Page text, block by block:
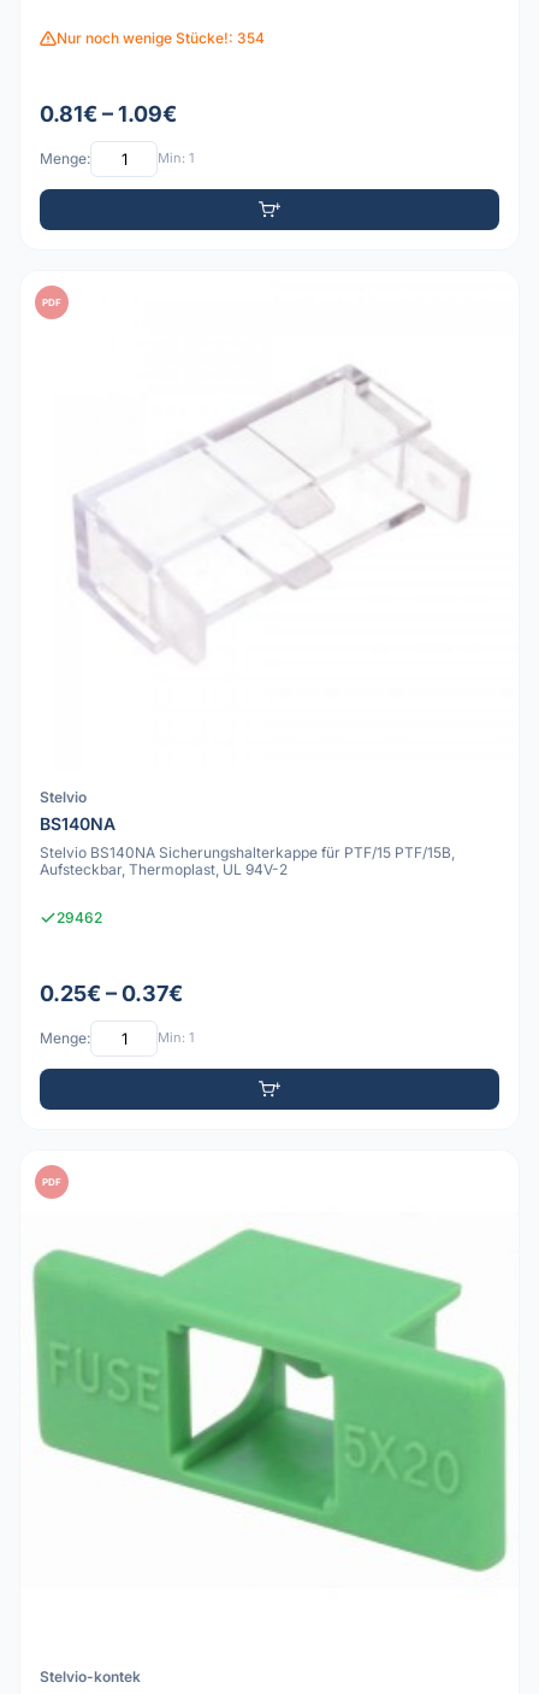
Nur noch wenige Stücke!: 354
0.81€ – 1.09€
Menge: Min: 1
PDF
Stelvio
BS140NA
Stelvio BS140NA Sicherungshalterkappe für PTF/15 PTF/15B,
Aufsteckbar, Thermoplast, UL 94V-2
29462
0.25€ – 0.37€
Menge: Min: 1
PDF
Stelvio-kontek